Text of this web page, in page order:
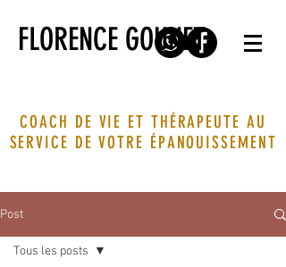
FLORENCE GOUNET
COACH DE VIE ET THÉRAPEUTE AU
SERVICE DE VOTRE ÉPANOUISSEMENT
Post
Tous les posts